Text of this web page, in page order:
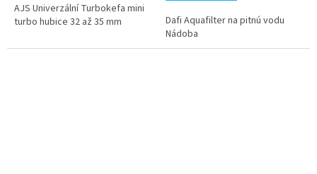
5
hviezdičiek.
AJS Univerzální Turbokefa mini
turbo hubice 32 až 35 mm
Dafi Aquafilter na pitnú vodu
Nádoba